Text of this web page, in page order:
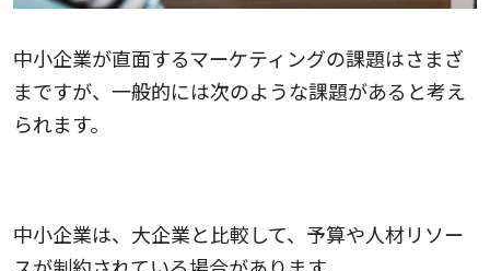
中小企業が直面するマーケティングの課題はさまざ
まですが、一般的には次のような課題があると考え
られます。
中小企業は、大企業と比較して、予算や人材リソー